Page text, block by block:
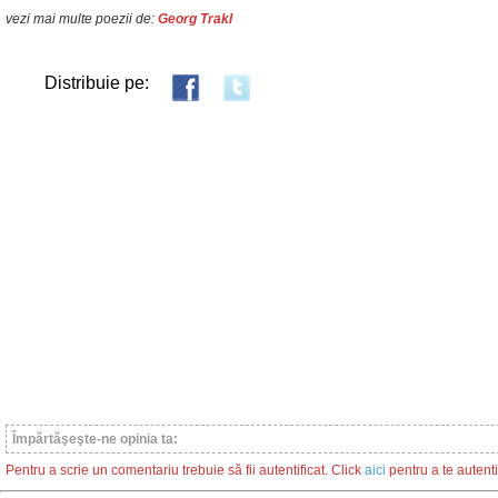
vezi mai multe poezii de: Georg Trakl
Distribuie pe:
Împărtăşeşte-ne opinia ta:
Pentru a scrie un comentariu trebuie să fii autentificat. Click aici pentru a te